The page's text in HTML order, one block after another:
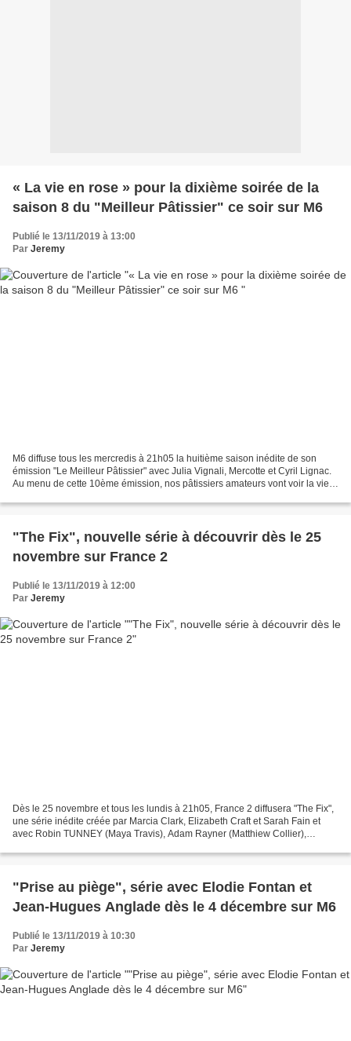
« La vie en rose » pour la dixième soirée de la
saison 8 du "Meilleur Pâtissier" ce soir sur M6
Publié le 13/11/2019 à 13:00
Par Jeremy
M6 diffuse tous les mercredis à 21h05 la huitième saison inédite de son
émission "Le Meilleur Pâtissier" avec Julia Vignali, Mercotte et Cyril Lignac.
Au menu de cette 10ème émission, nos pâtissiers amateurs vont voir la vie
"The Fix", nouvelle série à découvrir dès le 25
novembre sur France 2
Publié le 13/11/2019 à 12:00
Par Jeremy
Dès le 25 novembre et tous les lundis à 21h05, France 2 diffusera "The Fix",
une série inédite créée par Marcia Clark, Elizabeth Craft et Sarah Fain et
avec Robin TUNNEY (Maya Travis), Adam Rayner (Matthiew Collier),
"Prise au piège", série avec Elodie Fontan et
Jean-Hugues Anglade dès le 4 décembre sur M6
Publié le 13/11/2019 à 10:30
Par Jeremy